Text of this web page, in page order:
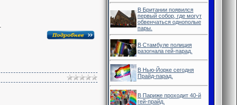
В Британии появился
первый собор, где могут
обвенчаться однополые
пары.
В Стамбуле полиция
разогнала гей-парад.
В Нью-Йорке сегодня
Прайд-парад.
В Париже проходит 40-й
гей-прайд.